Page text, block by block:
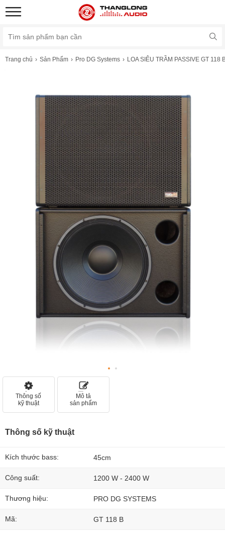
Trang chủ Sản Phẩm Pro DG Systems LOA SIÊU TRẦM PASSIVE GT 118
Thông số
kỹ thuật
Mô tả
sản phẩm
Thông số kỹ thuật
Kích thước bass: 45cm
Công suất: 1200 W - 2400 W
Thương hiệu: PRO DG SYSTEMS
Mã: GT 118 B